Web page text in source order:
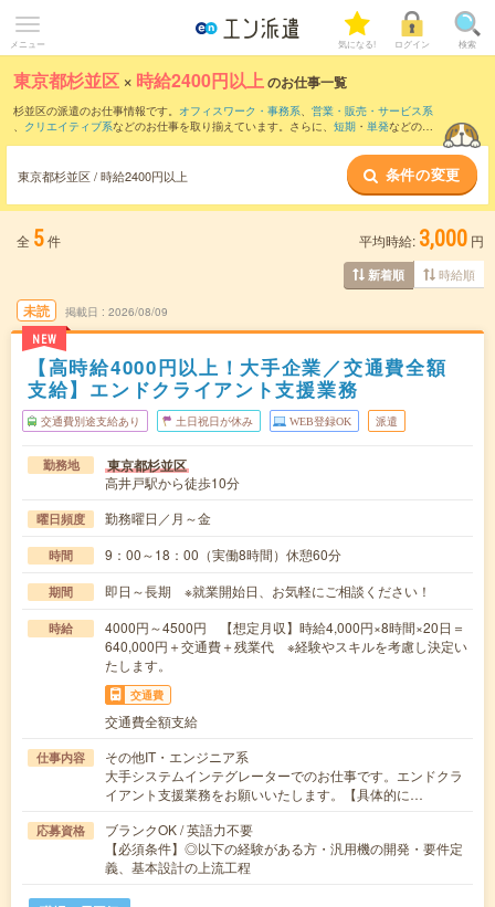
メニュー 気になる! ログイン 検索
東京都杉並区 × 時給2400円以上のお仕事一覧
杉並区の派遣のお仕事情報です。 オフィスワーク・事務系、 営業・販売・サービス系
、 クリエイティブ系などのお仕事を取り揃えています。さらに、 短期 ・ 単発などの期
東京都杉並区 / 時給2400円以上 条件の変更
全 5件 平均時給: 3,000 円
新着順 時給順
未読
NEW
掲載日 2026/08/09
【高時給4000円以上！大手企業／交通費全額
支給】エンドクライアント支援業務
交通費別途支給あり 土日祝日が休み WEB登録OK 派遣
勤務地 東京都杉並区
高井戸駅から徒歩10分
曜日頻度 勤務曜日／月～金
時間 9：00～18：00（実働8時間）休憩60分
期間 即日～長期 ※就業開始日、お気軽にご相談ください！
時給
4000円～4500円 【想定月収】時給4,000円×8時間×20日＝
640,000円＋交通費＋残業代 ※経験やスキルを考慮し決定い
たします。
交通費
交通費全額支給
仕事内容
その他IT・エンジニア系
大手システムインテグレーターでのお仕事です。エンドクラ
イアント支援業務をお願いいたします。【具体的に…
応募資格
ブランクOK / 英語力不要
【必須条件】◎以下の経験がある方・汎用機の開発・要件定
義、基本設計の上流工程